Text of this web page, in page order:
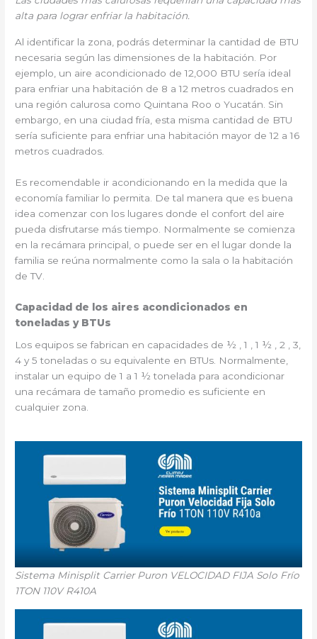
alta para lograr enfriar la habitación.
Al identificar la zona, podrás determinar la cantidad de BTU
necesaria según las dimensiones de la habitación. Por
ejemplo, un aire acondicionado de 12,000 BTU sería ideal
para enfriar una habitación de 8 a 12 metros cuadrados en
una región calurosa como Quintana Roo o Yucatán. Sin
embargo, en una ciudad fría, esta misma cantidad de BTU
sería suficiente para enfriar una habitación mayor de 12 a 16
metros cuadrados.
Es recomendable ir acondicionando en la medida que la
economía familiar lo permita. De tal manera que es buena
idea comenzar con los lugares donde el confort del aire
pueda disfrutarse más tiempo. Normalmente se comienza
en la recámara principal, o puede ser en el lugar donde la
familia se reúna normalmente como la sala o la habitación
de TV.
Capacidad de los aires acondicionados en
toneladas y BTUs
Los equipos se fabrican en capacidades de ½ , 1 , 1 ½ , 2 , 3,
4 y 5 toneladas o su equivalente en BTUs. Normalmente,
instalar un equipo de 1 a 1 ½ tonelada para acondicionar
una recámara de tamaño promedio es suficiente en
cualquier zona.
Sistema Minisplit Carrier Puron VELOCIDAD FIJA Solo Frío
1TON 110V R410A